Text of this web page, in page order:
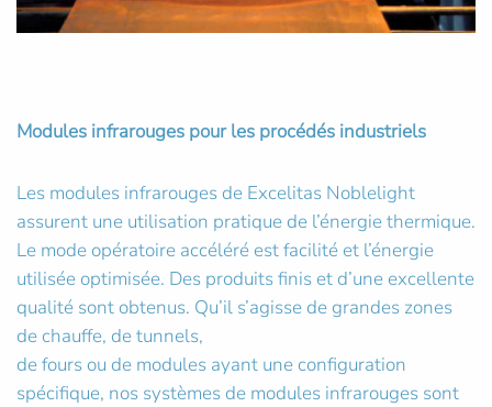
Modules infrarouges pour les procédés industriels
Les modules infrarouges de Excelitas Noblelight
assurent une utilisation pratique de l’énergie thermique.
Le mode opératoire accéléré est facilité et l’énergie
utilisée optimisée. Des produits finis et d’une excellente
qualité sont obtenus. Qu’il s’agisse de grandes zones
de chauffe, de tunnels,
de fours ou de modules ayant une configuration
spécifique, nos systèmes de modules infrarouges sont